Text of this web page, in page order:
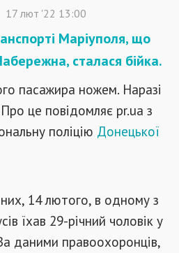
17 лют '22 13:00
Маріуполя, що
сталася бійка.
пасажира ножем. Наразі
Про це повідомляє pr.ua з
поліцію Донецької
14 лютого, в одному з
їхав 29-річний чоловік у
даними правоохоронців,